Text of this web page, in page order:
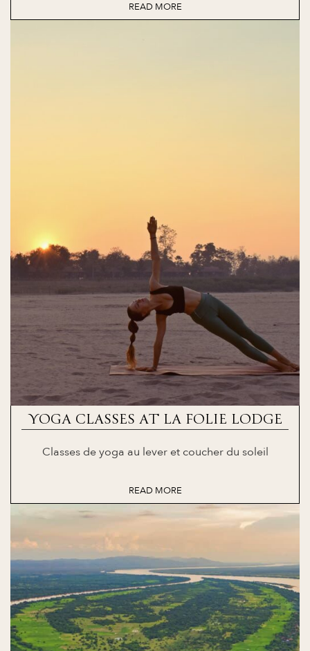
READ MORE
YOGA CLASSES AT LA FOLIE LODGE
Classes de yoga au lever et coucher du soleil
READ MORE